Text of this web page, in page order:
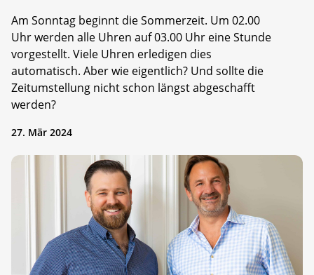
Am Sonntag beginnt die Sommerzeit. Um 02.00
Uhr werden alle Uhren auf 03.00 Uhr eine Stunde
vorgestellt. Viele Uhren erledigen dies
automatisch. Aber wie eigentlich? Und sollte die
Zeitumstellung nicht schon längst abgeschafft
werden?
27. Mär 2024